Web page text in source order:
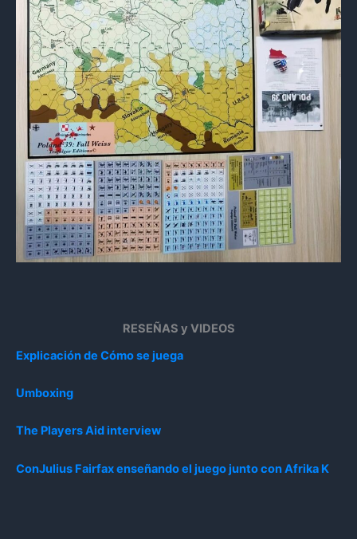
RESEÑAS y VIDEOS
Explicación de Cómo se juega
Umboxing
The Players Aid interview
ConJulius Fairfax enseñando el juego junto con Afrika K